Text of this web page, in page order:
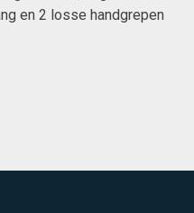
en 2 losse handgrepen